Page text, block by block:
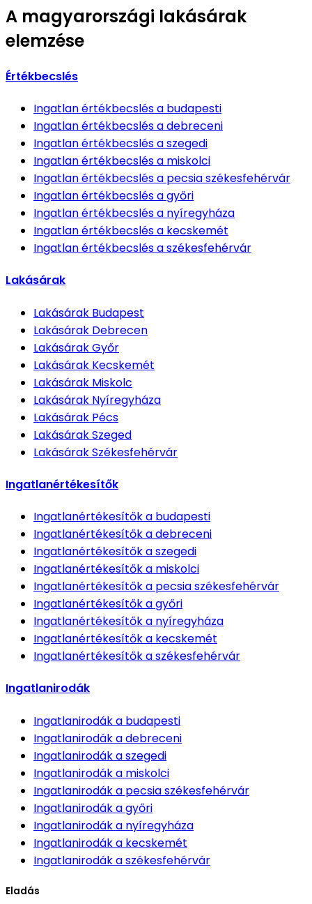
A magyarországi lakásárak
elemzése
Értékbecslés
Ingatlan értékbecslésa budapesti
Ingatlan értékbecslésa debreceni
Ingatlan értékbecslésa szegedi
Ingatlan értékbecslésa miskolci
Ingatlan értékbecslésa pecsia székesfehérvár
Ingatlan értékbecslésa győri
Ingatlan értékbecslésa nyíregyháza
Ingatlan értékbecslésa kecskemét
Ingatlan értékbecslésa székesfehérvár
Lakásárak
Lakásárak Budapest
Lakásárak Debrecen
LakásárakGyőr
Lakásárak Kecskemét
Lakásárak Miskolc
Lakásárak Nyíregyháza
Lakásárak Pécs
LakásárakSzeged
LakásárakSzékesfehérvár
Ingatlanértékesítők
Ingatlanértékesítőka budapesti
Ingatlanértékesítőka debreceni
Ingatlanértékesítőka szegedi
Ingatlanértékesítőka miskolci
Ingatlanértékesítőka pecsia székesfehérvár
Ingatlanértékesítőka győri
Ingatlanértékesítőka nyíregyháza
Ingatlanértékesítőka kecskemét
Ingatlanértékesítőka székesfehérvár
Ingatlanirodák
Ingatlanirodáka budapesti
Ingatlanirodáka debreceni
Ingatlanirodáka szegedi
Ingatlanirodáka miskolci
Ingatlanirodáka pecsia székesfehérvár
Ingatlanirodáka győri
Ingatlanirodáka nyíregyháza
Ingatlanirodáka kecskemét
Ingatlanirodáka székesfehérvár
Eladás